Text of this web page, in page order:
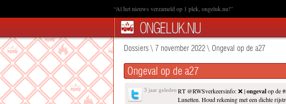
“Al het nieuws verzameld op 1 plek, ongeluk.nu!”
Dossiers\ 7 november 2022\ Ongeval op de a27
Ongeval op de a27
3 jaar geleden RT @RWSverkeersinfo: ❌ |ongevalop de #
Lunetten. Houd rekening met een dichte